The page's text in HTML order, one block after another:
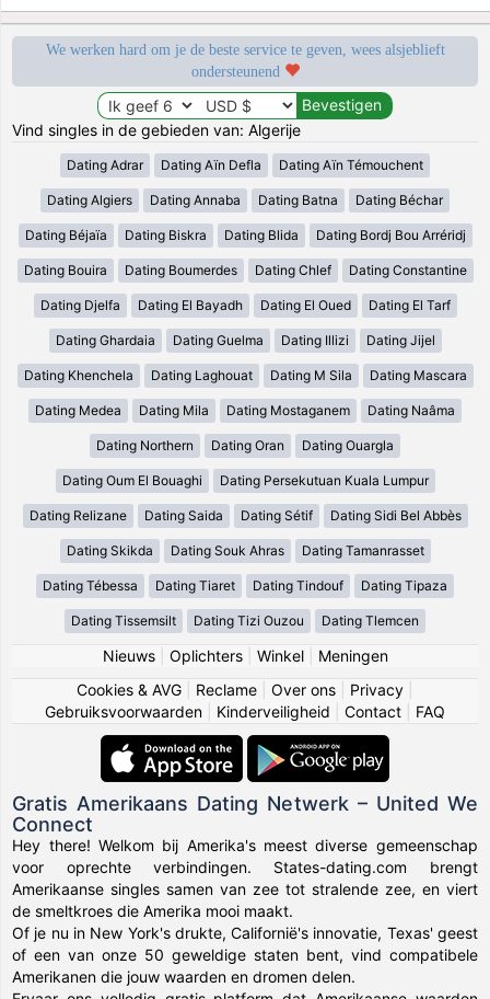
We werken hard om je de beste service te geven, wees alsjeblieft
ondersteunend
Vind singles in de gebieden van: Algerije
Dating Adrar Dating Aïn Defla Dating Aïn Témouchent
Dating Algiers Dating Annaba Dating Batna Dating Béchar
Dating Béjaïa Dating Biskra Dating Blida Dating Bordj Bou Arréridj
Dating Bouira Dating Boumerdes Dating Chlef Dating Constantine
Dating Djelfa Dating El Bayadh Dating El Oued Dating El Tarf
Dating Ghardaia Dating Guelma Dating Illizi Dating Jijel
Dating Khenchela Dating Laghouat Dating M Sila Dating Mascara
Dating Medea Dating Mila Dating Mostaganem Dating Naâma
Dating Northern Dating Oran Dating Ouargla
Dating Oum El Bouaghi Dating Persekutuan Kuala Lumpur
Dating Relizane Dating Saida Dating Sétif Dating Sidi Bel Abbès
Dating Skikda Dating Souk Ahras Dating Tamanrasset
Dating Tébessa Dating Tiaret Dating Tindouf Dating Tipaza
Dating Tissemsilt Dating Tizi Ouzou Dating Tlemcen
Nieuws| Oplichters| Winkel| Meningen
Cookies & AVG
Reclame Over ons Privacy
Gebruiksvoorwaarden
Kinderveiligheid Contact FAQ
Gratis Amerikaans Dating Netwerk – United We
Connect
Hey there! Welkom bij Amerika's meest diverse gemeenschap
voor oprechte verbindingen. States-dating.com brengt
Amerikaanse singles samen van zee tot stralende zee, en viert
de smeltkroes die Amerika mooi maakt.
Of je nu in New York's drukte, Californië's innovatie, Texas' geest
of een van onze 50 geweldige staten bent, vind compatibele
Amerikanen die jouw waarden en dromen delen.